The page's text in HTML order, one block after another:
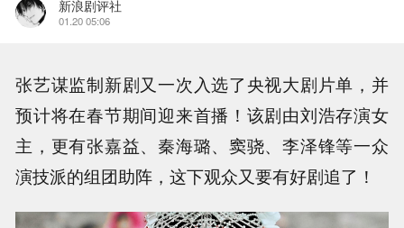
新浪剧评社
01.20 05:06
张艺谋监制新剧又一次入选了央视大剧片单，并
预计将在春节期间迎来首播！该剧由刘浩存演女
主，更有张嘉益、秦海璐、窦骁、李泽锋等一众
演技派的组团助阵，这下观众又要有好剧追了！